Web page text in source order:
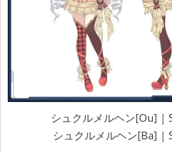
シュクルメルヘン[Ou] |
シュクルメルヘン[Ba] |